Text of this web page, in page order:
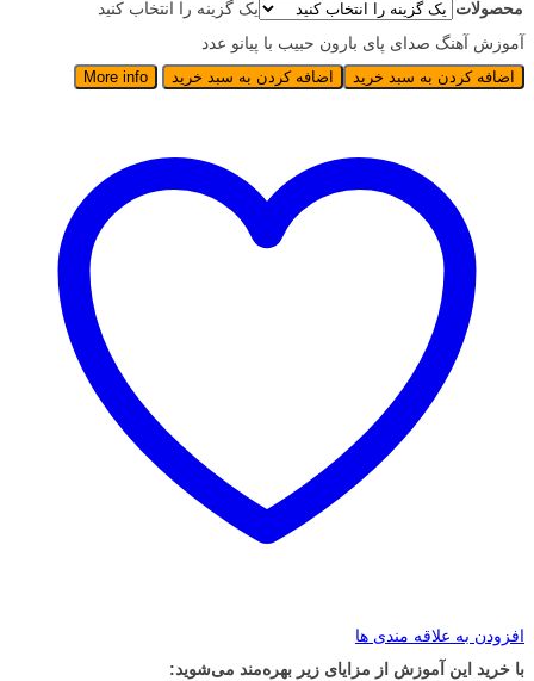
محصولات
یک گزینه را انتخاب کنید
آموزش آهنگ صدای پای بارون حبیب با پیانو عدد
اضافه کردن به سبد خرید اضافه کردن به سبد خرید More info
افزودن به علاقه مندی ها
با خرید این آموزش از مزایای زیر بهره‌مند می‌شوید: